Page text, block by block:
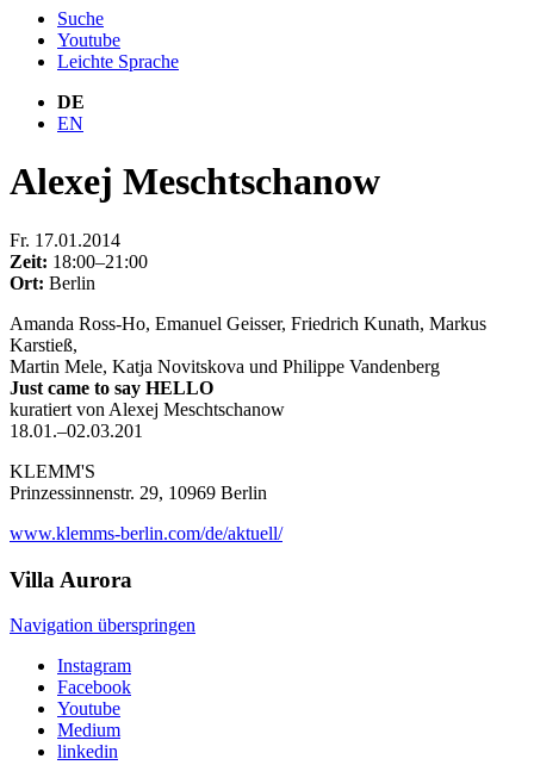
Suche
Youtube
Leichte Sprache
DE
EN
Alexej Meschtschanow
Fr. 17.01.2014
Zeit: 18:00–21:00
Ort: Berlin
Amanda Ross-Ho, Emanuel Geisser, Friedrich Kunath, Markus
Karstieß,
Martin Mele, Katja Novitskova und Philippe Vandenberg
Just came to say HELLO
kuratiert von Alexej Meschtschanow
18.01.–02.03.201
KLEMM'S
Prinzessinnenstr. 29, 10969 Berlin
www.klemms-berlin.com/de/aktuell/
Villa Aurora
Navigation überspringen
Instagram
Facebook
Youtube
Medium
linkedin